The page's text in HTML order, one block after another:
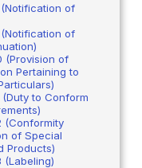
of
of
(Provision of
Pertaining to
(Duty to Conform
(Conformity
of Special
Products)
(Labeling)